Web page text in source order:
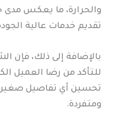
والحرارة، ما يعكس
تقديم خدمات عالية
بالإضافة إلى ذلك، فإن
للتأكد من رضا العميل
تحسين أي تفاصيل صغيرة
ومتفردة.